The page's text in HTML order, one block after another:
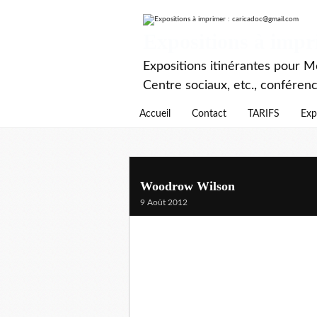
Expositions itinérantes pour
Centre sociaux, etc.,
Accueil Contact TARIFS
Woodrow Wilson
9 Août 2012